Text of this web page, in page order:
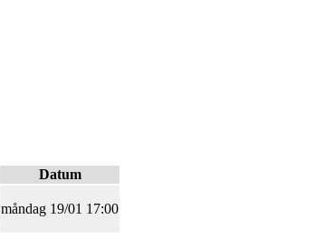
Datum
måndag 19/01 17:00